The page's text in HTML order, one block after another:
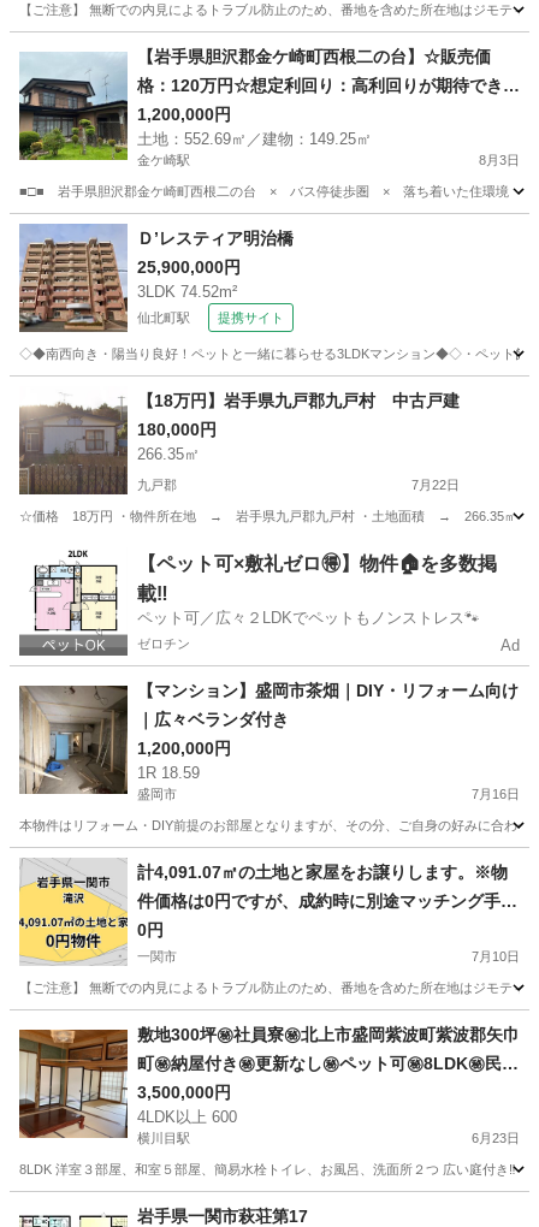
【ご注意】 無断での内見によるトラブル防止のため、番地を含めた所在地はジモテ
紫波中央駅 中古（マンション/一戸建て） 物件
【岩手県胆沢郡金ケ崎町西根二の台】☆販売価
格：120万円☆想定利回り：高利回りが期待できる
ポテンシャル物件
1,200,000円
土地：552.69㎡／建物：149.25㎡
金ケ崎駅 8月3日
■□■ 岩手県胆沢郡金ケ崎町西根二の台 × バス停徒歩圏 × 落ち着いた住環境
岩手 胆沢郡 中古（マンション/一戸建て）
Ｄ’レスティア明治橋
25,900,000円
3LDK 74.52m²
仙北町駅 提携サイト
◇◆南西向き・陽当り良好！ペットと一緒に暮らせる3LDKマンション◆◇・ペット飼
仙北町駅 中古（マンション/一戸建て）
【18万円】岩手県九戸郡九戸村 中古戸建
180,000円
266.35㎡
九戸郡 7月22日
☆価格 18万円 ・物件所在地 → 岩手県九戸郡九戸村 ・土地面積 → 266.35㎡ ※
九戸郡 中古（マンション/一戸建て） 物件
【ペット可×敷礼ゼロ🉐】物件🏠を多数掲
載‼️
ペット可／広々２LDKでペットもノンストレス🐾
ゼロチン Ad
【マンション】盛岡市茶畑｜DIY・リフォーム向け
｜広々ベランダ付き
1,200,000円
1R 18.59
盛岡市 7月16日
本物件はリフォーム・DIY前提のお部屋となりますが、その分、ご自身の好みに合わ
岩手 盛岡市 不動産売買（マンション/一戸建て） 徒歩
計4,091.07㎡の土地と家屋をお譲りします。※物
件価格は0円ですが、成約時に別途マッチング手数
料220,000円（税込）が発生します。
0円
一関市 7月10日
【ご注意】 無断での内見によるトラブル防止のため、番地を含めた所在地はジモテ
中古（マンション/一戸建て） 物件
敷地300坪㊙️社員寮㊙️北上市盛岡紫波町紫波郡矢巾
町㊙️納屋付き㊙️更新なし㊙️ペット可㊙️8LDK㊙️民泊
可㊙️旅館業可㊙️簡易宿所㊙️電動ガレージ付㊙️キオ
クシア㊙️半導体㊙️工事㊙️台湾㊙️タイガーエアー
3,500,000円
4LDK以上 600
横川目駅 6月23日
8LDK 洋室３部屋、和室５部屋、簡易水栓トイレ、お風呂、洗面所２つ 広い庭付き‼️
横川目駅 中古（マンション/一戸建て）
岩手県一関市萩荘第17